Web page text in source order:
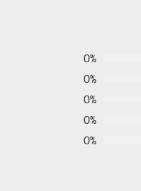
0%
0%
0%
0%
0%